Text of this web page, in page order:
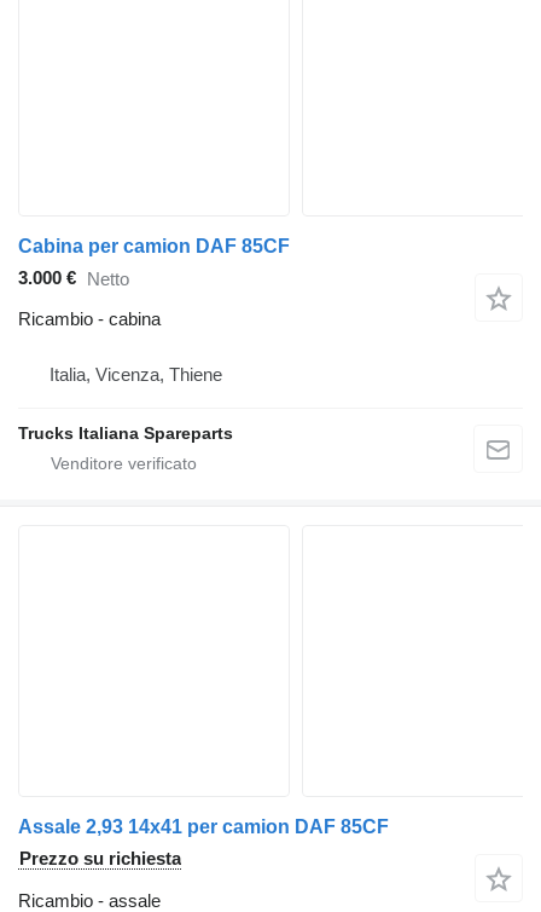
Cabina per camion DAF 85CF
3.000 €
Netto
Ricambio - cabina
Italia, Vicenza, Thiene
Trucks Italiana Spareparts
Assale 2,93 14x41 per camion DAF 85CF
Prezzo su richiesta
Ricambio - assale